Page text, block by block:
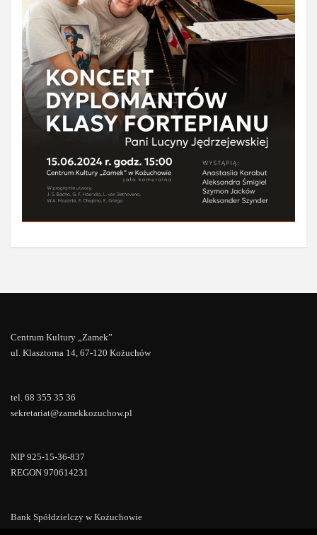
Centrum Kultury „Zamek”
ul. Klasztorna 14, 67-120 Kożuchów
tel. 68 355 35 36
sekretariat@zamekkozuchow.pl
NIP 925-15-36-837
REGON 970614231
Bank Spółdzielczy w Kożuchowie